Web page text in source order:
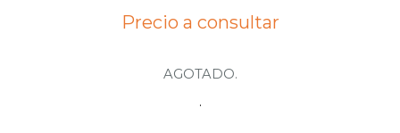
Precio a consultar
AGOTADO.
.